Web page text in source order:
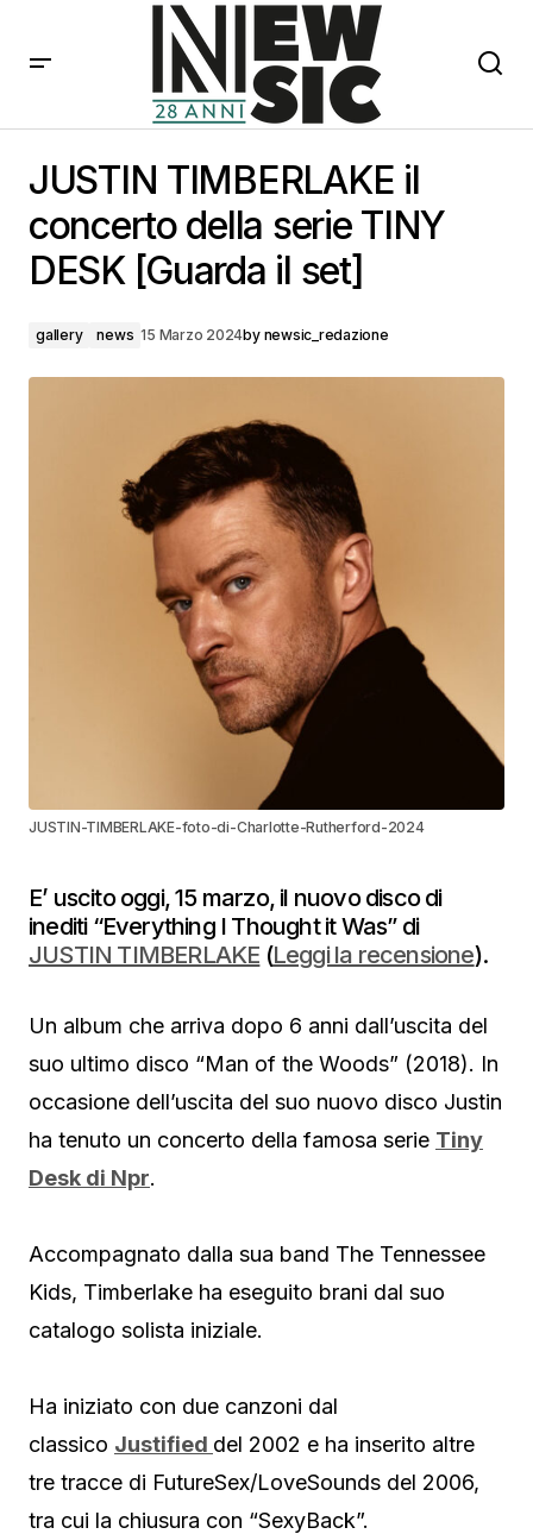
[Guarda il set]
JUSTIN TIMBERLAKE il
concerto della serie TINY
DESK [Guarda il set]
gallery news 15 Marzo 2024by newsic_redazione
JUSTIN-TIMBERLAKE-foto-di-Charlotte-Rutherford-2024
E’ uscito oggi, 15 marzo, il nuovo disco di
inediti “Everything I Thought it Was” di
JUSTIN TIMBERLAKE (Leggi la recensione).
Un album che arriva dopo 6 anni dall’uscita del
suo ultimo disco “Man of the Woods” (2018). In
occasione dell’uscita del suo nuovo disco Justin
ha tenuto un concerto della famosa serie Tiny
Desk di Npr.
Accompagnato dalla sua band The Tennessee
Kids, Timberlake ha eseguito brani dal suo
catalogo solista iniziale.
Ha iniziato con due canzoni dal
classico Justified del 2002 e ha inserito altre
tre tracce di FutureSex/LoveSounds del 2006,
tra cui la chiusura con “SexyBack”.